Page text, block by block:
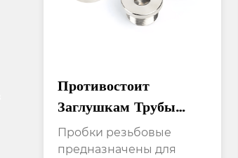
Противостоит
Заглушкам Трубы
Нержавеющей Стали
Корозии С Мужскими
Пробки резьбовые
предназначены для